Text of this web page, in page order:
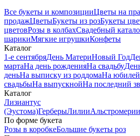
Все букеты и композицииЦветы на
продажЦветыБукеты из розБукеты
цветовРозы в колбахСвадебный
шарикиМягкие игрушкиКонфеты
Каталог
1-е сентябряДень МатериНовый Год
мартаНа день рожденияНа свадьбу
деньНа выписку из роддомаНа юбилей
свадьбыНа выпускнойНа последний
Каталог
Лизиантус
(Эустома)ГерберыЛилииАльстромерии
По форме букета
Розы в коробкеБольшие букеты роз